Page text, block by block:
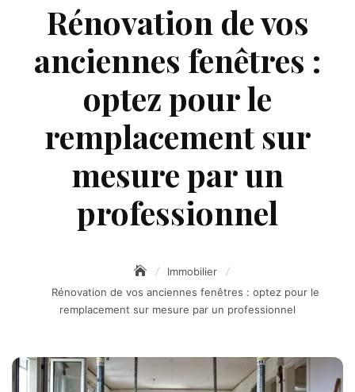
Rénovation de vos
anciennes fenêtres :
optez pour le
remplacement sur
mesure par un
professionnel
Immobilier
Rénovation de vos anciennes fenêtres : optez pour le
remplacement sur mesure par un professionnel